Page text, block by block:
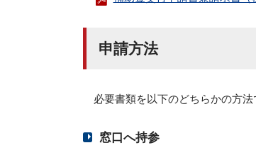
申請方法
必要書類を以下のどちらかの方法
窓口へ持参